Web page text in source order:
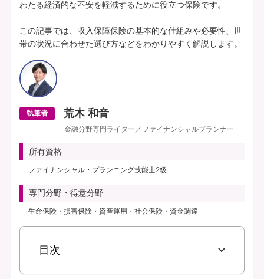
わたる経済的な不安を軽減するために役立つ保険です。
この記事では、収入保障保険の基本的な仕組みや必要性、世
帯の状況に合わせた選び方などをわかりやすく解説します。
執筆者 荒木 和音
金融分野専門ライター／ファイナンシャルプランナー
所有資格
ファイナンシャル・プランニング技能士2級
専門分野・得意分野
生命保険・損害保険・資産運用・社会保険・資金調達
目次